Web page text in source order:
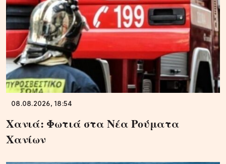
08.08.2026, 18:54
Χανιά: Φωτιά στα Νέα Ρούματα
Χανίων